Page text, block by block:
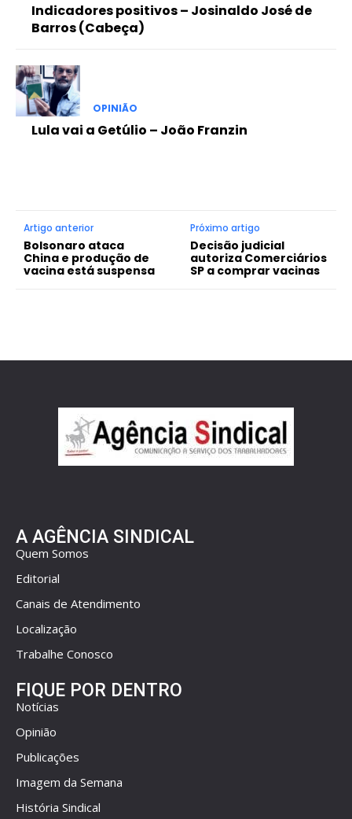
Indicadores positivos – Josinaldo José de
Barros (Cabeça)
OPINIÃO
Lula vai a Getúlio – João Franzin
Artigo anterior
Bolsonaro ataca
China e produção de
vacina está suspensa
Próximo artigo
Decisão judicial
autoriza Comerciários
SP a comprar vacinas
A AGÊNCIA SINDICAL
Quem Somos
Editorial
Canais de Atendimento
Localização
Trabalhe Conosco
FIQUE POR DENTRO
Notícias
Opinião
Publicações
Imagem da Semana
História Sindical